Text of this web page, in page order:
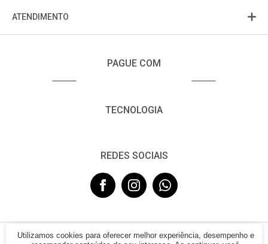
ATENDIMENTO
PAGUE COM
TECNOLOGIA
REDES SOCIAIS
Utilizamos cookies para oferecer melhor experiência, desempenho e